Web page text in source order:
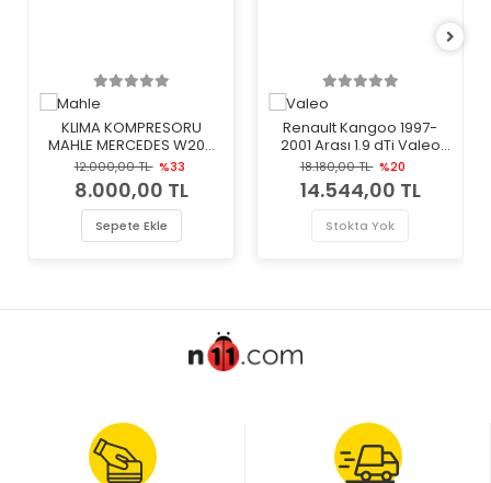
KLIMA KOMPRESORU
MAHLE MERCEDES W203
CL203 C209 C219 W211
W220 W639 B906
12.000,00 TL %33
8.000,00 TL
Sepete Ekle
Renault Kangoo 1997-
2001 Arası 1.9 dTi Valeo
Marka Klima Kompresörü
18.180,00 TL %20
14.544,00 TL
Stokta Yok